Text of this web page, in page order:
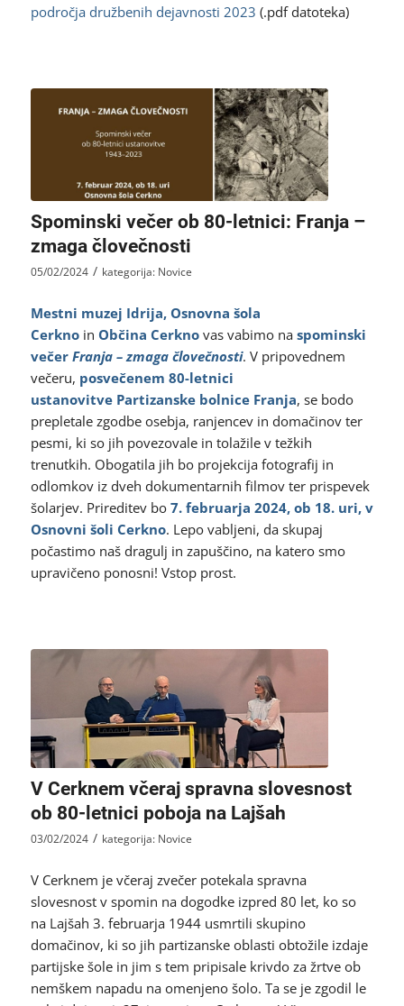
področja družbenih dejavnosti 2023 (.pdf datoteka)
Spominski večer ob 80-letnici: Franja –
zmaga človečnosti
05/02/2024 / kategorija: Novice
Mestni muzej Idrija, Osnovna šola
Cerknoin Občina Cerknovas vabimo na spominski
večer Franja – zmaga človečnosti. V pripovednem
večeru, posvečenem 80-letnici
ustanovitve Partizanske bolnice Franja, se bodo
prepletale zgodbe osebja, ranjencev in domačinov ter
pesmi, ki so jih povezovale in tolažile v težkih
trenutkih. Obogatila jih bo projekcija fotografij in
odlomkov iz dveh dokumentarnih filmov ter prispevek
šolarjev. Prireditev bo 7. februarja 2024, ob 18. uri, v
Osnovni šoli Cerkno. Lepo vabljeni, da skupaj
počastimo naš dragulj in zapuščino, na katero smo
upravičeno ponosni! Vstop prost.
V Cerknem včeraj spravna slovesnost
ob 80-letnici poboja na Lajšah
03/02/2024 / kategorija: Novice
V Cerknem je včeraj zvečer potekala spravna
slovesnost v spomin na dogodke izpred 80 let, ko so
na Lajšah 3. februarja 1944 usmrtili skupino
domačinov, ki so jih partizanske oblasti obtožile izdaje
partijske šole in jim s tem pripisale krivdo za žrtve ob
nemškem napadu na omenjeno šolo. Ta se je zgodil le